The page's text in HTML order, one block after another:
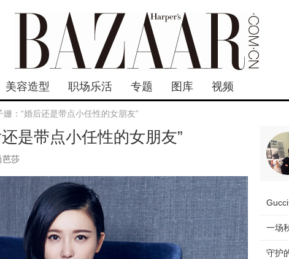
美容造型 职场乐活 专题 图库 视频
：“婚后还是带点小任性的女朋友”
是带点小任性的女朋友”
芭莎